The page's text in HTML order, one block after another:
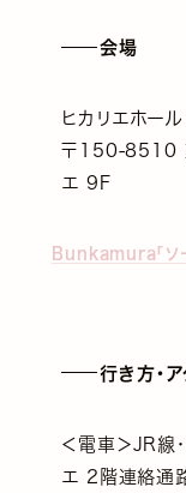
会場
ヒカリエホー
〒150-8510
エ 9F
Bunkamura「ソ
行き方・
＜電車＞JR線
エ 2階連絡通